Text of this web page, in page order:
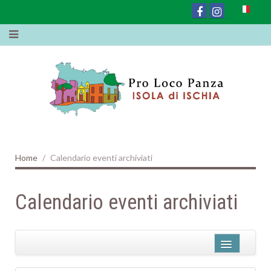
Home Calendario eventi archiviati
Calendario eventi archiviati
Name